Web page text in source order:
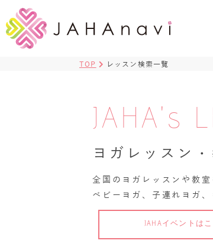
TOP レッスン検索一覧
JAHA's
ヨガレッスン
全国のヨガレッスンや教
ベビーヨガ、子連れヨガ
JAHAイベントは